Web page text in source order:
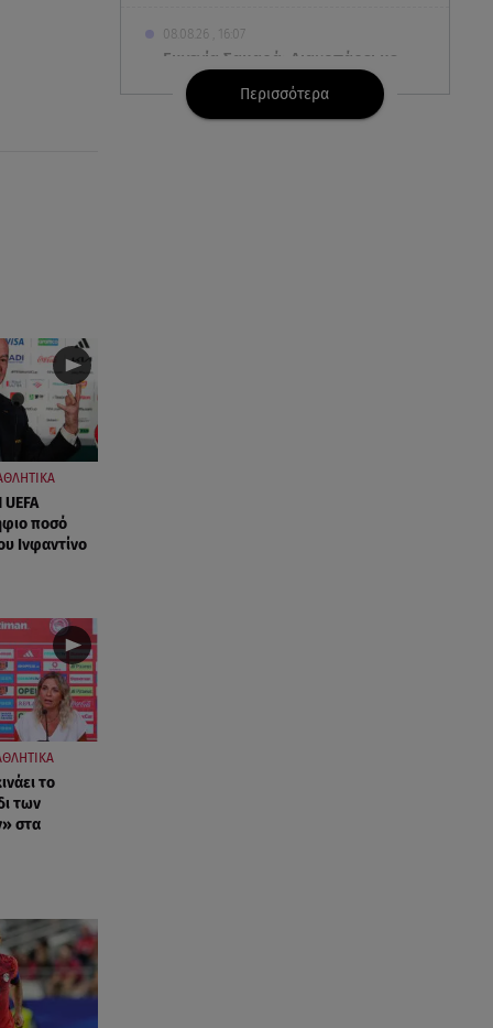
08.08.26 , 16:07
Ευγενία Σαμαρά: Διακοπάρει με
τον Νίκο Μουτσινά - Πού
βρίσκονται;
Περισσότερα
ποσό
Ινφαντίνο
το
των
στα